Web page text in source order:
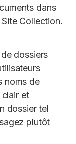
dans
Collection.
dossiers
noms de
et
dossier tel
plutôt